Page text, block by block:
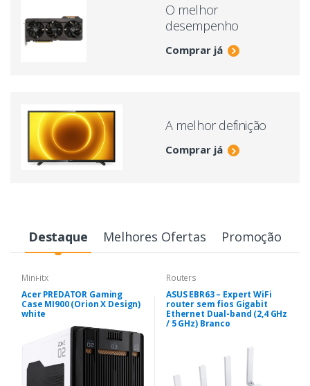
O melhor
desempenho
Comprar já
A melhor definição
Comprar já
Destaque Melhores Ofertas Promoção
Mini-itx
Acer PREDATOR Gaming
Case MI900 (Orion X Design)
white
Routers
ASUS EBR63 – Expert WiFi
router sem fios Gigabit
Ethernet Dual-band (2,4 GHz
/ 5 GHz) Branco